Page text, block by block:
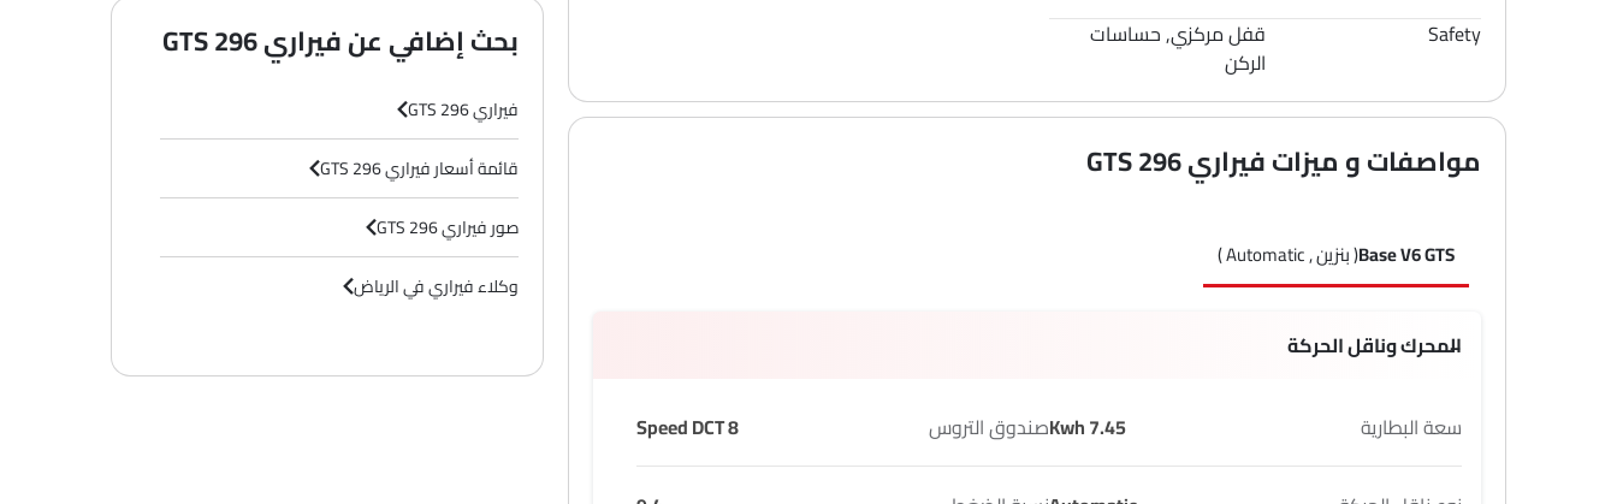
Safety
قفل مركزي, حساسات
الركن
مواصفات و ميزات فيراري 296 GTS
Base V6 GTS( بنزين , Automatic )
المحرك وناقل الحركة
سعة البطارية 7.45 Kwh صندوق التروس 8 Speed DCT
بحث إضافي عن فيراري 296 GTS
فيراري 296 GTS
قائمة أسعار فيراري 296 GTS
صور فيراري 296 GTS
وكلاء فيراري في الرياض‎